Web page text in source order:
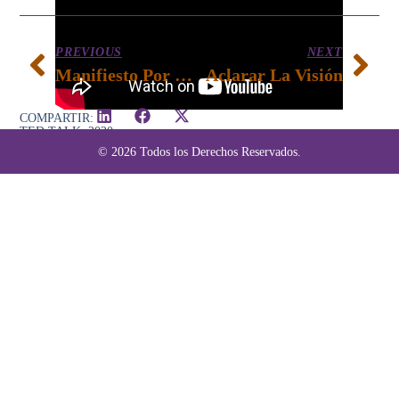
TED TALK, 2020
PREVIOUS
Manifiesto Por La Creatividad Para El Desarrollo Y El Bienestar
NEXT
Aclarar La Visión
COMPARTIR:
© 2026 Todos los Derechos Reservados.